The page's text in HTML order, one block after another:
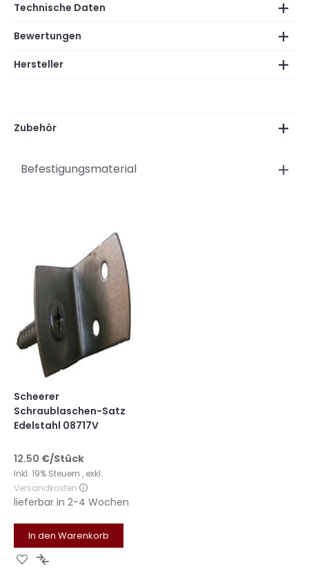
Technische Daten
Bewertungen
Hersteller
Zubehör
Befestigungsmaterial
Scheerer
Schraublaschen-Satz
Edelstahl 08717V
12.50 €/Stück
Inkl. 19% Steuern , exkl.
Versandkosten
lieferbar in 2-4 Wochen
In den Warenkorb
Zur Zur